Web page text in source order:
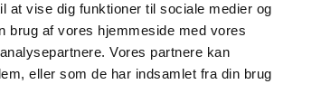
at vise dig funktioner til sociale medier og
brug af vores hjemmeside med vores
Vores partnere kan
eller som de har indsamlet fra din brug